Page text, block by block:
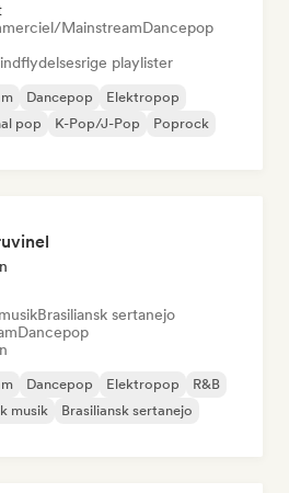
MainstreamDancepop
playlister
Dancepop
Elektropop
pop K-Pop/J-Pop
Poprock
Brasiliansk sertanejo
Dancepop
Dancepop Elektropop
R&B
musik
Brasiliansk sertanejo